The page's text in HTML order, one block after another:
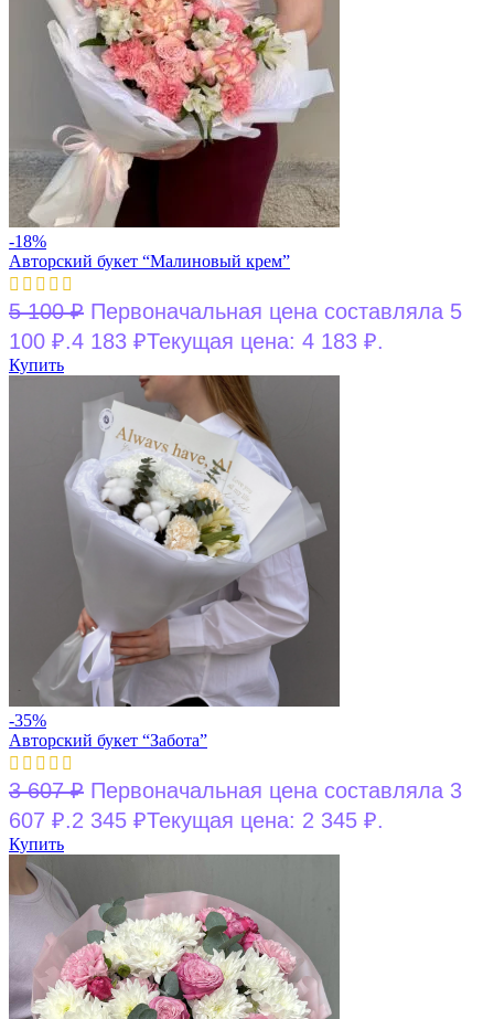
-18%
Авторский букет “Малиновый крем”
5 100₽ Первоначальная цена составляла 5
100 ₽.4 183 ₽Текущая цена: 4 183 ₽.
Купить
-35%
Авторский букет “Забота”
3 607₽ Первоначальная цена составляла 3
607 ₽.2 345 ₽Текущая цена: 2 345 ₽.
Купить